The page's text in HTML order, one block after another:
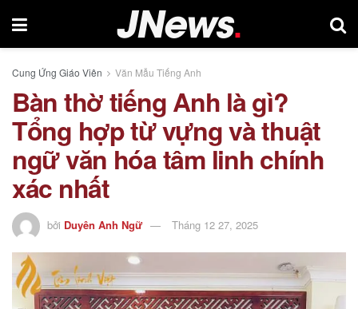
Cung Ứng Giáo Viên Văn Mẫu Tiếng Anh
Bàn thờ tiếng Anh là gì?
Tổng hợp từ vựng và thuật
ngữ văn hóa tâm linh chính
xác nhất
bởi Duyên Anh Ngữ Tháng 12 27, 2025